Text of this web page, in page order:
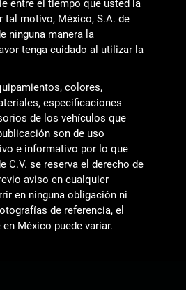
entre el tiempo que usted la
tal motivo, México, S.A. de
ninguna manera la
tenga cuidado al utilizar la
colores,
especificaciones
de los vehículos que
son de uso
e informativo por lo que
C.V. se reserva el derecho de
aviso en cualquier
en ninguna obligación ni
de referencia, el
México puede variar.